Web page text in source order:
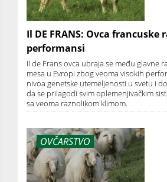
Il DE FRANS: Ovca francuske
performansi
Il de Frans ovca ubraja se među glavne
mesa u Evropi zbog veoma visokih
nivoa genetske utemeljenosti u svetu i
da se prilagodi svim oplemenjivačkim
sa veoma raznolikom klimom.
OVČARSTVO